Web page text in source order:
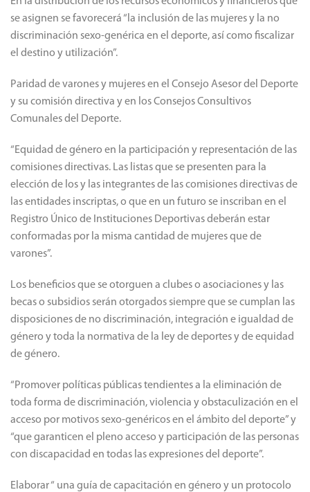
se asignen se favorecerá “la inclusión de las mujeres y la no
discriminación sexo-genérica en el deporte, así como fiscalizar
el destino y utilización”.
Paridad de varones y mujeres en el Consejo Asesor del Deporte
y su comisión directiva y en los Consejos Consultivos
Comunales del Deporte.
“Equidad de género en la participación y representación de las
comisiones directivas. Las listas que se presenten para la
elección de los y las integrantes de las comisiones directivas de
las entidades inscriptas, o que en un futuro se inscriban en el
Registro Único de Instituciones Deportivas deberán estar
conformadas por la misma cantidad de mujeres que de
varones”.
Los beneficios que se otorguen a clubes o asociaciones y las
becas o subsidios serán otorgados siempre que se cumplan las
disposiciones de no discriminación, integración e igualdad de
género y toda la normativa de la ley de deportes y de equidad
de género.
“Promover políticas públicas tendientes a la eliminación de
toda forma de discriminación, violencia y obstaculización en el
acceso por motivos sexo-genéricos en el ámbito del deporte” y
“que garanticen el pleno acceso y participación de las personas
con discapacidad en todas las expresiones del deporte”.
Elaborar “ una guía de capacitación en género y un protocolo